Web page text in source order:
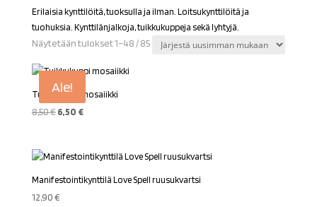
Erilaisia kynttilöitä, tuoksulla ja ilman. Loitsukynttilöitä ja
tuohuksia. Kynttilänjalkoja, tuikkukuppeja sekä lyhtyjä.
Näytetään tulokset 1–48 / 85Sorted
Ale!
Tuikkukuppi mosaiikki
8,50€ Alkuperäinen
8,50 €.
6,50 €Nykyinen
6,50 €.
Manifestointikynttilä Love Spell ruusukvartsi
12,90€